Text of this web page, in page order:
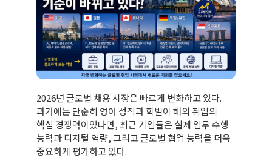
2026년 글로벌 채용 시장은 빠르게 변화하고 있다.
과거에는 단순히 영어 성적과 학벌이 해외 취업의
핵심 경쟁력이었다면, 최근 기업들은 실제 업무 수행
능력과 디지털 역량, 그리고 글로벌 협업 능력을 더욱
중요하게 평가하고 있다.